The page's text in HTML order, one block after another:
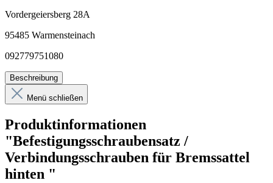
Vordergeiersberg 28A
95485 Warmensteinach
092779751080
Beschreibung
Menü schließen
Produktinformationen
"Befestigungsschraubensatz /
Verbindungsschrauben für Bremssattel
hinten "